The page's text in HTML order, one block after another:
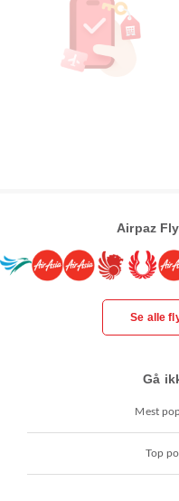
Airpaz
Se alle
Gå
Mest
Top